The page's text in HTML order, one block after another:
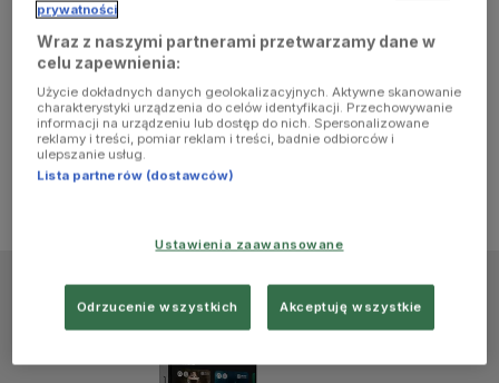
console for
more
information)
prywatności
Wraz z naszymi partnerami przetwarzamy dane w
celu zapewnienia:
Użycie dokładnych danych geolokalizacyjnych. Aktywne skanowanie
charakterystyki urządzenia do celów identyfikacji. Przechowywanie
informacji na urządzeniu lub dostęp do nich. Spersonalizowane
reklamy i treści, pomiar reklam i treści, badnie odbiorców i
ulepszanie usług.
Lista partnerów (dostawców)
Ustawienia zaawansowane
Odrzucenie wszystkich Akceptuję wszystkie